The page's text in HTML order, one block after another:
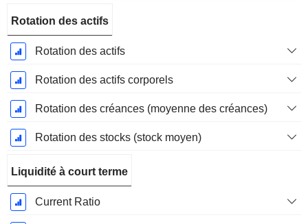
Rotation des actifs
Rotation des actifs
Rotation des actifs corporels
Rotation des créances (moyenne des créances)
Rotation des stocks (stock moyen)
Liquidité à court terme
Current Ratio